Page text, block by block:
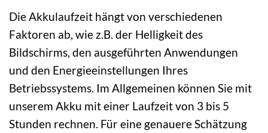
Die Akkulaufzeit hängt von verschiedenen
Faktoren ab, wie z.B. der Helligkeit des
Bildschirms, den ausgeführten Anwendungen
und den Energieeinstellungen Ihres
Betriebssystems. Im Allgemeinen können Sie mit
unserem Akku mit einer Laufzeit von 3 bis 5
Stunden rechnen. Für eine genauere Schätzung